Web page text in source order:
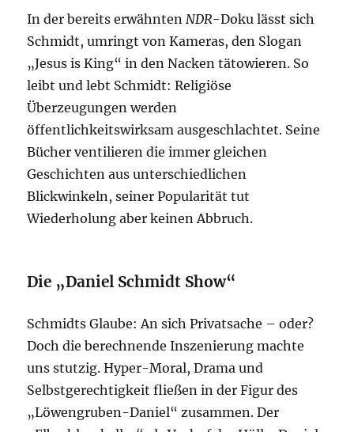
In der bereits erwähnten NDR-Doku lässt sich
Schmidt, umringt von Kameras, den Slogan
„Jesus is King“ in den Nacken tätowieren. So
leibt und lebt Schmidt: Religiöse
Überzeugungen werden
öffentlichkeitswirksam ausgeschlachtet. Seine
Bücher ventilieren die immer gleichen
Geschichten aus unterschiedlichen
Blickwinkeln, seiner Popularität tut
Wiederholung aber keinen Abbruch.
Die „Daniel Schmidt Show“
Schmidts Glaube: An sich Privatsache – oder?
Doch die berechnende Inszenierung machte
uns stutzig. Hyper-Moral, Drama und
Selbstgerechtigkeit fließen in der Figur des
„Löwengruben-Daniel“ zusammen. Der